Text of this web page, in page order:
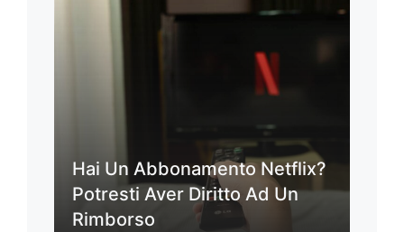
Hai Un Abbonamento Netflix?
Potresti Aver Diritto Ad Un
Rimborso